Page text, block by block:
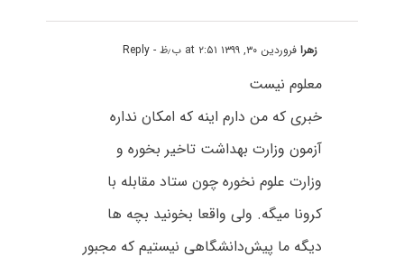
زهرافروردین ۳۰, ۱۳۹۹ at ۲:۵۱ ب٫ظ - Reply
معلوم نیست
خبری که من دارم اینه که امکان نداره
آزمون وزارت بهداشت تاخیر بخوره و
وزارت علوم نخوره چون ستاد مقابله با
کرونا میگه. ولی واقعا بخونید بچه ها
دیگه ما پیش‌دانشگاهی نیستیم که مجبور